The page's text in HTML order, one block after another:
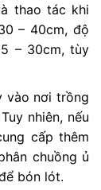
thao tác khi
– 40cm, độ
– 30cm, tùy
vào nơi trồng
nhiên, nếu
cấp thêm
chuồng ủ
bón lót.